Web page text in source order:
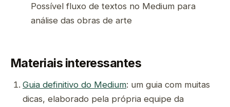
Possível fluxo de textos no Medium para
análise das obras de arte
Materiais interessantes
Guia definitivo do Medium: um guia com muitas
dicas, elaborado pela própria equipe da